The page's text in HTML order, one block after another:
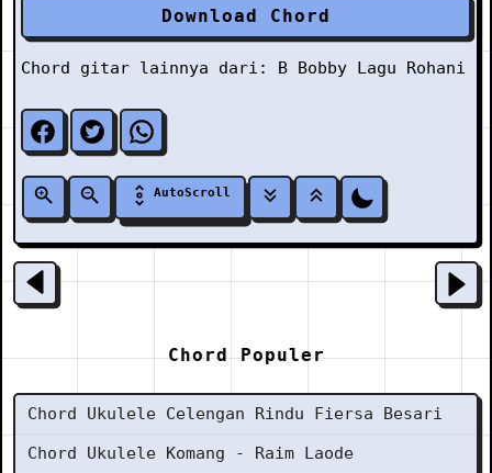
Download Chord
Chord gitar lainnya dari: B Bobby Lagu Rohani
AutoScroll
Chord Populer
Chord Ukulele Celengan Rindu Fiersa Besari
Chord Ukulele Komang - Raim Laode